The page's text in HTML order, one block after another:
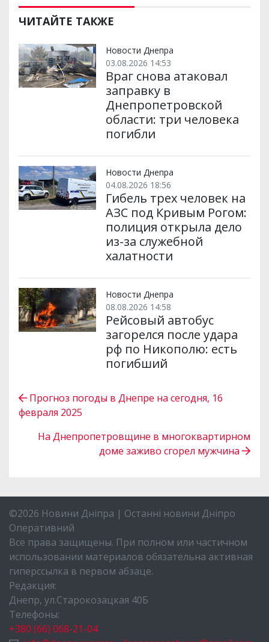
ЧИТАЙТЕ ТАКЖЕ
Новости Днепра
03.08.2026 14:53
Враг снова атаковал
заправку в
Днепропетровской
области: три человека
погибли
Новости Днепра
04.08.2026 18:56
Гибель трех человек на
АЗС под Кривым Рогом:
полиция открыла дело
из-за служебной
халатности
Новости Днепра
08.08.2026 14:58
Рейсовый автобус
загорелся после удара
рф по Никополю: есть
погибший
Прогноз погоды в Днепре на сегодня, 16
февраля 2025
На Днепропетровщине в многоквартирном
доме заживо сгорел мужчина
©2026 Новини Дніпра | Останні новини Дніпро
Оперативний
Все права защищены. При полном или частичном
использовании материалов обязательна активная
гиперссылка в первом абзаце.
Редакция:
Днепр, ул.Старокозацкая 40Б
Телефоны:
+380 (66) 068-21-04